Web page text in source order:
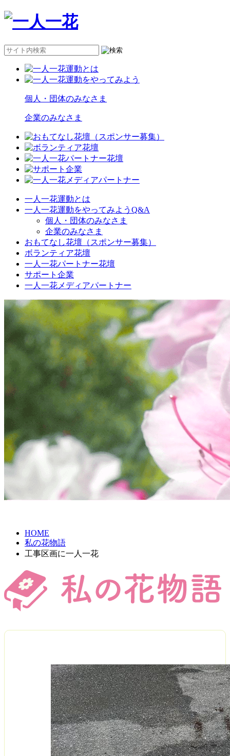
個人・団体のみなさま
企業のみなさま
一人一花運動とは
一人一花運動をやってみようQ&A
個人・団体のみなさま
企業のみなさま
おもてなし花壇（スポンサー募集）
ボランティア花壇
一人一花パートナー花壇
サポート企業
一人一花メディアパートナー
HOME
私の花物語
工事区画に一人一花